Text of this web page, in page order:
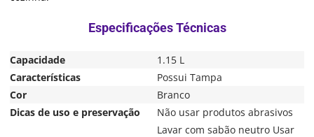
Capacidade
1.15 L
Características
Possui Tampa
Cor
Branco
Dicas de uso e preservação
Não usar produtos abrasivos
Lavar com sabão neutro Usar